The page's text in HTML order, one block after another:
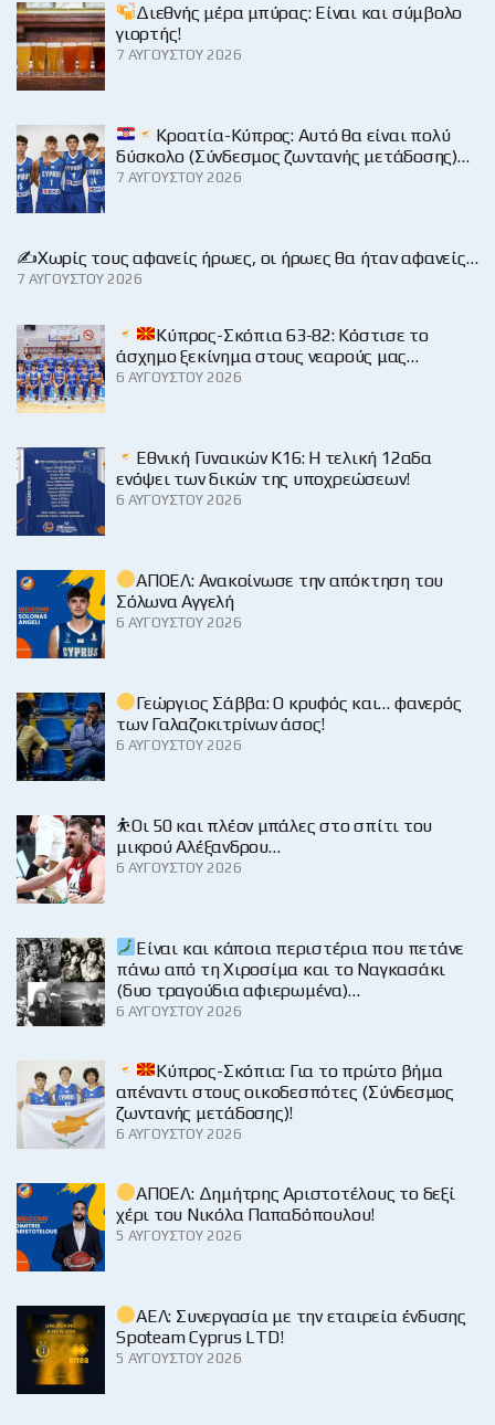
Διεθνής μέρα μπύρας: Είναι και σύμβολο
γιορτής!
7 ΑΥΓΟΎΣΤΟΥ 2026
Κροατία-Κύπρος: Αυτό θα είναι πολύ
δύσκολο (Σύνδεσμος ζωντανής μετάδοσης)…
7 ΑΥΓΟΎΣΤΟΥ 2026
✍️Χωρίς τους αφανείς ήρωες, οι ήρωες θα ήταν αφανείς…
7 ΑΥΓΟΎΣΤΟΥ 2026
Κύπρος-Σκόπια 63-82: Κόστισε το
άσχημο ξεκίνημα στους νεαρούς μας…
6 ΑΥΓΟΎΣΤΟΥ 2026
Εθνική Γυναικών Κ16: Η τελική 12αδα
ενόψει των δικών της υποχρεώσεων!
6 ΑΥΓΟΎΣΤΟΥ 2026
ΑΠΟΕΛ: Ανακοίνωσε την απόκτηση του
Σόλωνα Αγγελή
6 ΑΥΓΟΎΣΤΟΥ 2026
Γεώργιος Σάββα: Ο κρυφός και… φανερός
των Γαλαζοκιτρίνων άσος!
6 ΑΥΓΟΎΣΤΟΥ 2026
⛹️Οι 50 και πλέον μπάλες στο σπίτι του
μικρού Αλέξανδρου…
6 ΑΥΓΟΎΣΤΟΥ 2026
Είναι και κάποια περιστέρια που πετάνε
πάνω από τη Χιροσίμα και το Ναγκασάκι
(δυο τραγούδια αφιερωμένα)…
6 ΑΥΓΟΎΣΤΟΥ 2026
Κύπρος-Σκόπια: Για το πρώτο βήμα
απέναντι στους οικοδεσπότες (Σύνδεσμος
ζωντανής μετάδοσης)!
6 ΑΥΓΟΎΣΤΟΥ 2026
ΑΠΟΕΛ: Δημήτρης Αριστοτέλους το δεξί
χέρι του Νικόλα Παπαδόπουλου!
5 ΑΥΓΟΎΣΤΟΥ 2026
ΑΕΛ: Συνεργασία με την εταιρεία ένδυσης
Spoteam Cyprus LTD!
5 ΑΥΓΟΎΣΤΟΥ 2026